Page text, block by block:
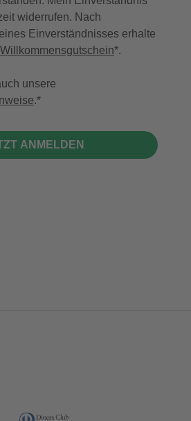
widerrufen. Nach
Einverständnisses erhalte
*.
unsere
.
ANMELDEN